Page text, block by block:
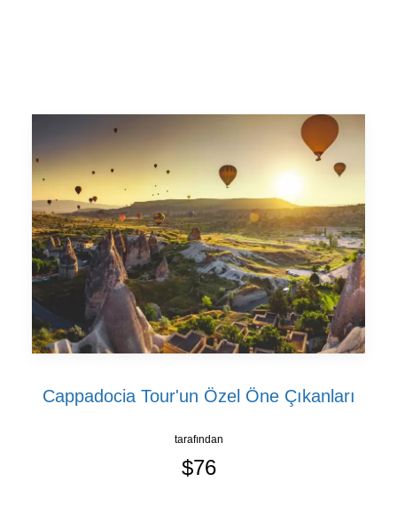
Cappadocia Tour'un Özel Öne Çıkanları
tarafından
$76